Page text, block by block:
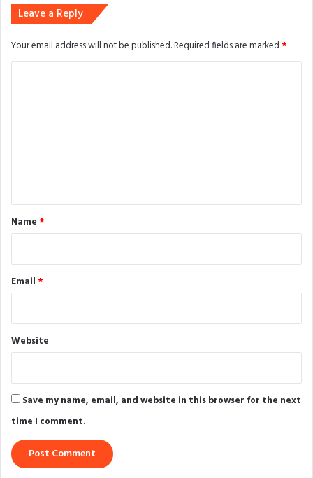
Leave a Reply
Your email address will not be published.Required fields are marked *
*
Name *
Email *
Website
Save my name, email, and website in this browser for the next
time I comment.